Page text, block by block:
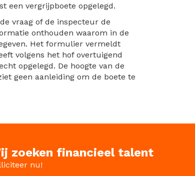
een vergrijpboete opgelegd.
vraag of de inspecteur de
onthouden waarom in de
Het formulier vermeldt
volgens het hof overtuigend
opgelegd. De hoogte van de
geen aanleiding om de boete te
zoeken financieel talent
nu!